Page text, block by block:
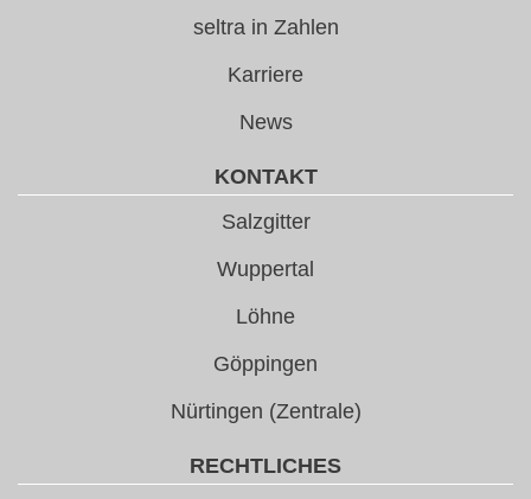
seltra in Zahlen
Karriere
News
KONTAKT
Salzgitter
Wuppertal
Löhne
Göppingen
Nürtingen (Zentrale)
RECHTLICHES